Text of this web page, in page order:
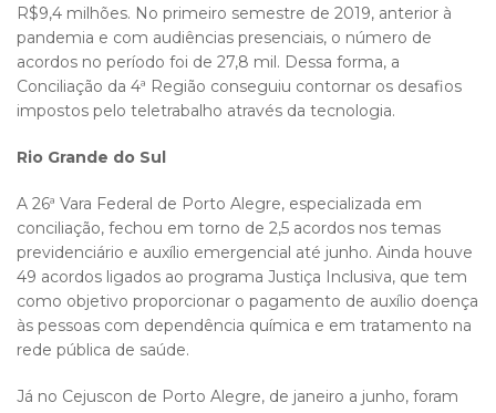
R$9,4 milhões. No primeiro semestre de 2019, anterior à
pandemia e com audiências presenciais, o número de
acordos no período foi de 27,8 mil. Dessa forma, a
Conciliação da 4ª Região conseguiu contornar os desafios
impostos pelo teletrabalho através da tecnologia.
Rio Grande do Sul
A 26ª Vara Federal de Porto Alegre, especializada em
conciliação, fechou em torno de 2,5 acordos nos temas
previdenciário e auxílio emergencial até junho. Ainda houve
49 acordos ligados ao programa Justiça Inclusiva, que tem
como objetivo proporcionar o pagamento de auxílio doença
às pessoas com dependência química e em tratamento na
rede pública de saúde.
Já no Cejuscon de Porto Alegre, de janeiro a junho, foram